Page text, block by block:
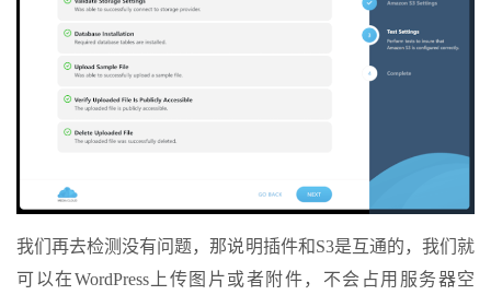
我们再去检测没有问题，那说明插件和S3是互通的，我们就
可以在WordPress上传图片或者附件，不会占用服务器空